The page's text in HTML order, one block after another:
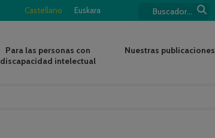
Castellano Euskara
Para las personas con
discapacidad intelectual
Nuestras publicaciones